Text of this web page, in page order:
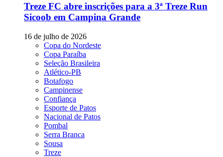
Treze FC abre inscrições para a 3ª Treze Run
Sicoob em Campina Grande
16 de julho de 2026
Copa do Nordeste
Copa Paraíba
Seleção Brasileira
Atlético-PB
Botafogo
Campinense
Confiança
Esporte de Patos
Nacional de Patos
Pombal
Serra Branca
Sousa
Treze